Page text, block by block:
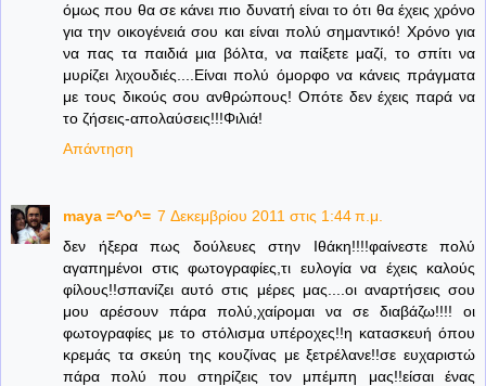
όμως που θα σε κάνει πιο δυνατή είναι το ότι θα έχεις χρόνο
για την οικογένειά σου και είναι πολύ σημαντικό! Χρόνο για
να πας τα παιδιά μια βόλτα, να παίξετε μαζί, το σπίτι να
μυρίζει λιχουδιές....Είναι πολύ όμορφο να κάνεις πράγματα
με τους δικούς σου ανθρώπους! Οπότε δεν έχεις παρά να
το ζήσεις-απολαύσεις!!!Φιλιά!
Απάντηση
maya =^o^= 7 Δεκεμβρίου 2011 στις 1:44 π.μ.
δεν ήξερα πως δούλευες στην Ιθάκη!!!!φαίνεστε πολύ
αγαπημένοι στις φωτογραφίες,τι ευλογία να έχεις καλούς
φίλους!!σπανίζει αυτό στις μέρες μας....οι αναρτήσεις σου
μου αρέσουν πάρα πολύ,χαίρομαι να σε διαβάζω!!!! οι
φωτογραφίες με το στόλισμα υπέροχες!!η κατασκευή όπου
κρεμάς τα σκεύη της κουζίνας με ξετρέλανε!!σε ευχαριστώ
πάρα πολύ που στηρίζεις τον μπέμπη μας!!είσαι ένας